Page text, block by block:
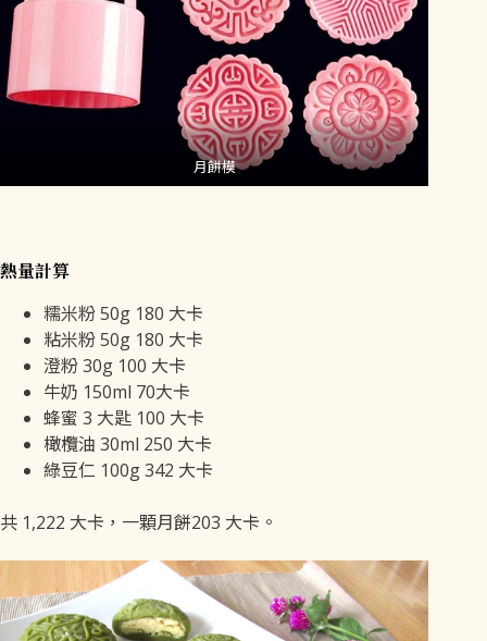
月餅模
熱量計算
糯米粉 50g 180 大卡
粘米粉 50g 180 大卡
澄粉 30g 100 大卡
牛奶 150ml 70大卡
蜂蜜 3 大匙 100 大卡
橄欖油 30ml 250 大卡
綠豆仁 100g 342 大卡
共 1,222 大卡，一顆月餅203 大卡。